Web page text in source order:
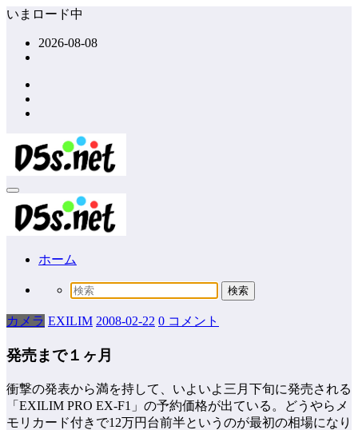
コ
ッ
プ
いまロード中
2026-08-08
ホーム
カメラ EXILIM 2008-02-22 0 コメント
発売まで１ヶ月
衝撃の発表から満を持して、いよいよ三月下旬に発売される
「EXILIM PRO EX-F1」の予約価格が出ている。どうやらメ
モリカード付きで12万円台前半というのが最初の相場になり